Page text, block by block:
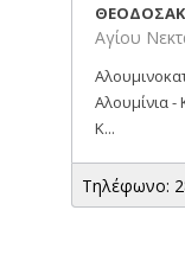
Αγίου
Αλουμίνια -
Κ...
Τηλέφωνο: